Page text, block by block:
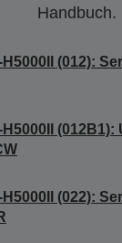
Handbuch.
(012):
(012B1):
(022):